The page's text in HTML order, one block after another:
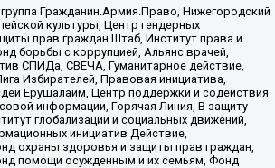
Гражданин.Армия.Право, Нижегородский
культуры, Центр гендерных
прав граждан Штаб, Институт права и
борьбы с коррупцией, Альянс врачей,
СПИДа, СВЕЧА, Гуманитарное действие,
Избирателей, Правовая инициатива,
Ерушалаим, Центр поддержки и содействия
информации, Горячая Линия, В защиту
глобализации и социальных движений,
инициатив Действие,
охраны здоровья и защиты прав граждан,
помощи осужденным и их семьям, Фонд